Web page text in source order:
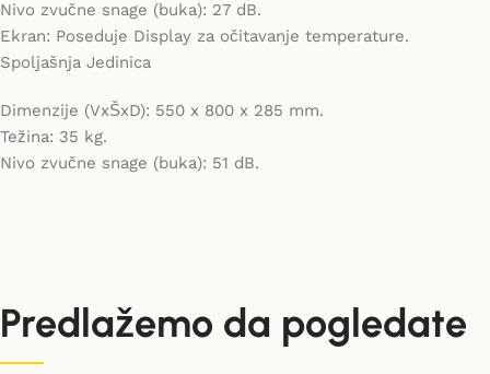
Nivo zvučne snage (buka): 27 dB.
Ekran: Poseduje Display za očitavanje temperature.
Spoljašnja Jedinica
Dimenzije (VxŠxD): 550 x 800 x 285 mm.
Težina: 35 kg.
Nivo zvučne snage (buka): 51 dB.
Predlažemo da pogledate